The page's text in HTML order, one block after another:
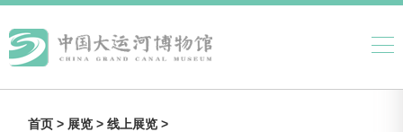
首页 > 展览 >线上展览 >